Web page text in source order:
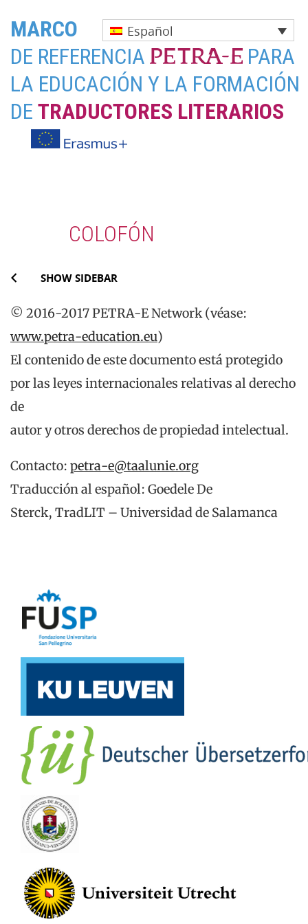
Español
MARCO
DE REFERENCIA
PARA
LA EDUCACIÓN Y LA FORMACIÓN
DE TRADUCTORES LITERARIOS
COLOFÓN
SHOW SIDEBAR
© 2016-2017 PETRA-E Network (véase:
www.petra-education.eu)
El contenido de este documento está protegido
por las leyes internacionales relativas al derecho
de
autor y otros derechos de propiedad intelectual.
Contacto: petra-e@taalunie.org
Traducción al español: Goedele De
Sterck, TradLIT – Universidad de Salamanca